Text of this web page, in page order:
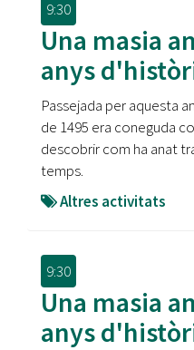
9:30
Una masia
anys
Passejada per aquesta
de 1495 era coneguda
descobrir com ha anat
temps.
Altres activitats
9:30
Una masia
anys